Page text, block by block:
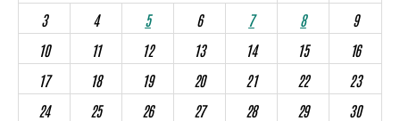
3
4 5 6 7 8
9
10
11 12 13 14 15
16
17
18 19 20 21 22
23
24
25 26 27 28 29
30